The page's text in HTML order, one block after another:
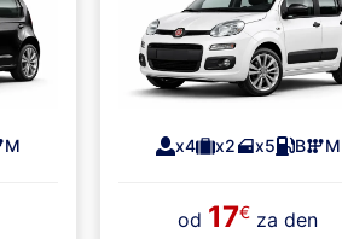
M x4 x2 x5 B M
od 17€ za den